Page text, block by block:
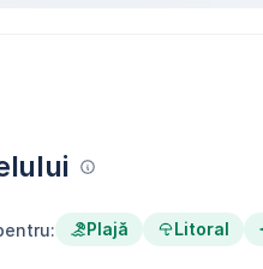
Plajă Litoral